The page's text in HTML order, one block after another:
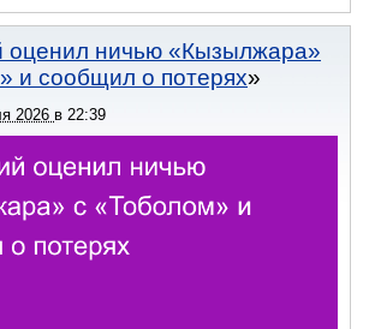
оценил ничью «Кызылжара»
и сообщил о потерях
2026 в 22:39